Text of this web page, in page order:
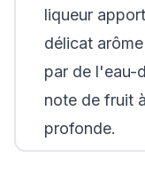
liqueur
délicat
par de l'eau-
note de fruit
profonde.